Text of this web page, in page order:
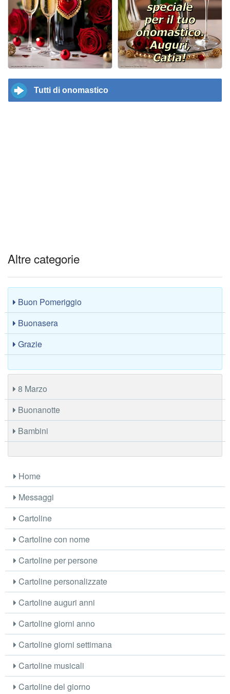
Tutti di onomastico
Altre categorie
Buon Pomeriggio
Buonasera
Grazie
8 Marzo
Buonanotte
Bambini
Home
Messaggi
Cartoline
Cartoline con nome
Cartoline per persone
Cartoline personalizzate
Cartoline auguri anni
Cartoline giorni anno
Cartoline giorni settimana
Cartoline musicali
Cartoline del giorno